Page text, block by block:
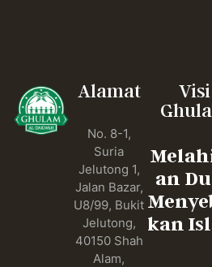
Alamat
No. 8-1,
Suria
Jelutong 1,
Jalan Bazar,
U8/99, Bukit
Jelutong,
40150 Shah
Alam,
Visi
an
kan